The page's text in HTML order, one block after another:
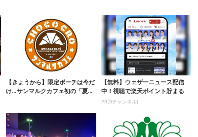
【きょうから】限定ポーチは今だ
け…サンマルクカフェ初の「夏福
【無料】ウェザーニュース配信
中！視聴で楽天ポイント貯まる
PR(Rチャンネル)